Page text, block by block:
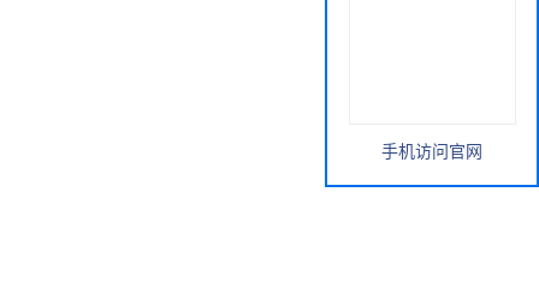
手机访问官网